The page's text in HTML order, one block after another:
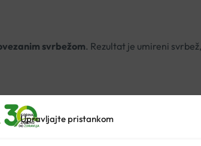
Upravljajte pristankom
svrbežom. Rezultat je umireni